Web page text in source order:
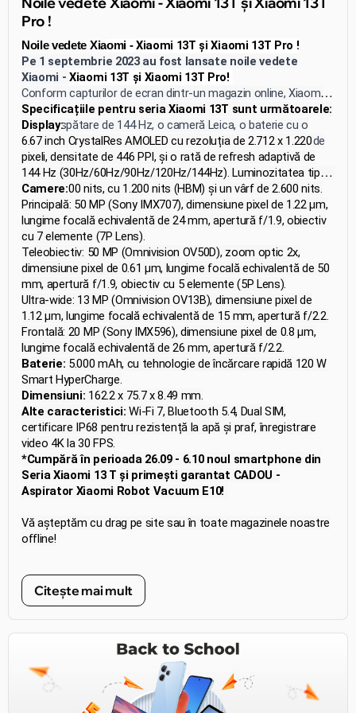
Pro !
Noile vedete Xiaomi -Xiaomi 13T și Xiaomi 13T Pro !
Pe 1 septembrie 2023 au fost lansate noile vedete
Xiaomi -Xiaomi 13T și Xiaomi 13T Pro!
Conform capturilor de ecran dintr-un magazin online, Xiaomi
13T se bucură de un ecran AMOLED cu o rată de
reîmprospătare de 144 Hz, o cameră Leica, o baterie cu o
capacitate de 5000 mAh și suport pentru încărcare rapidă de
67W. Xiaomi 13T Pro oferă, de asemenea, suport pentru
încărcare rapidă de 120W. Ambele smartphone-uri rulează pe
platforma MIUI 14 și sunt livrate cu încărcătoare incluse.
Specificațiile pentru seria Xiaomi 13T sunt următoarele:
Display:
6.67 inch CrystalRes AMOLED cu rezoluția de 2.712 x 1.220
pixeli, densitate de 446 PPI, și o rată de refresh adaptivă de
144 Hz (30Hz/60Hz/90Hz/120Hz/144Hz). Luminozitatea tipică
este de 500 nits, cu 1.200 nits (HBM) și un vârf de 2.600 nits.
Acesta acoperă 100% din gama de culori DCI-P3 și are o
adâncime de culoare de 10 biți.
Camere:
Principală: 50 MP (Sony IMX707), dimensiune pixel de 1.22 μm,
lungime focală echivalentă de 24 mm, apertură f/1.9, obiectiv
cu 7 elemente (7P Lens).
Teleobiectiv: 50 MP (Omnivision OV50D), zoom optic 2x,
dimensiune pixel de 0.61 μm, lungime focală echivalentă de 50
mm, apertură f/1.9, obiectiv cu 5 elemente (5P Lens).
Ultra-wide: 13 MP (Omnivision OV13B), dimensiune pixel de
1.12 μm, lungime focală echivalentă de 15 mm, apertură f/2.2.
Frontală: 20 MP (Sony IMX596), dimensiune pixel de 0.8 μm,
lungime focală echivalentă de 26 mm, apertură f/2.2.
Baterie: 5.000 mAh, cu tehnologie de încărcare rapidă 120 W
Smart HyperCharge.
Dimensiuni: 162.2 x 75.7 x 8.49 mm.
Alte caracteristici: Wi-Fi 7, Bluetooth 5.4, Dual SIM,
certificare IP68 pentru rezistență la apă și praf, înregistrare
video 4K la 30 FPS.
*Cumpără în perioada 26.09 - 6.10 noul smartphone din
Seria Xiaomi 13 T și primești garantat CADOU -
Aspirator Xiaomi Robot Vacuum E10!
Vă așteptăm cu drag pe site sau în toate magazinele noastre
offline!
Citește mai mult